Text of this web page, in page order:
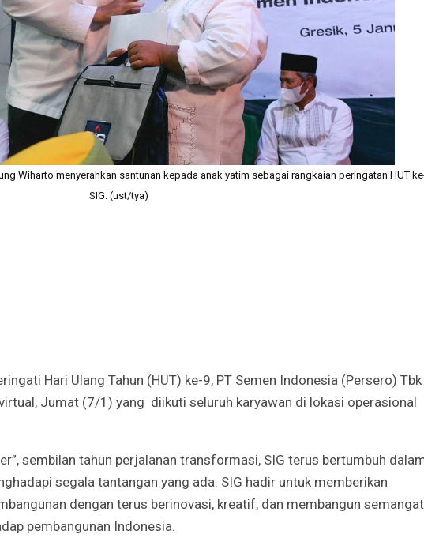
Wiharto menyerahkan santunan kepada anak yatim sebagai rangkaian peringatan HUT
SIG. (ust/tya)
Hari Ulang Tahun (HUT) ke-9, PT Semen Indonesia (Persero) Tbk
Jumat (7/1) yang diikuti seluruh karyawan di lokasi operasional
sembilan tahun perjalanan transformasi, SIG terus bertumbuh
segala tantangan yang ada. SIG hadir untuk memberikan
dengan terus berinovasi, kreatif, dan membangun semangat
pembangunan Indonesia.
Nyata